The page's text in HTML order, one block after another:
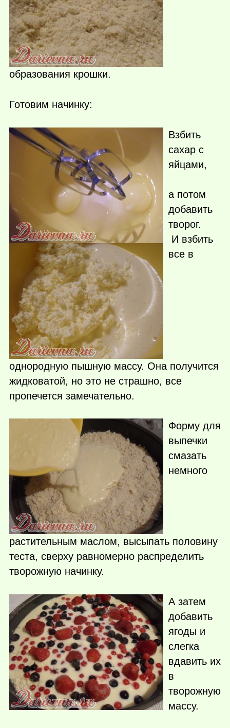
образования крошки.
Готовим начинку:
Взбить
сахар с
яйцами,
а потом
добавить
творог.
И взбить
все в
однородную пышную массу. Она получится
жидковатой, но это не страшно, все
пропечется замечательно.
Форму для
выпечки
смазать
немного
растительным маслом, высыпать половину
теста, сверху равномерно распределить
творожную начинку.
А затем
добавить
ягоды и
слегка
вдавить их
в
творожную
массу.